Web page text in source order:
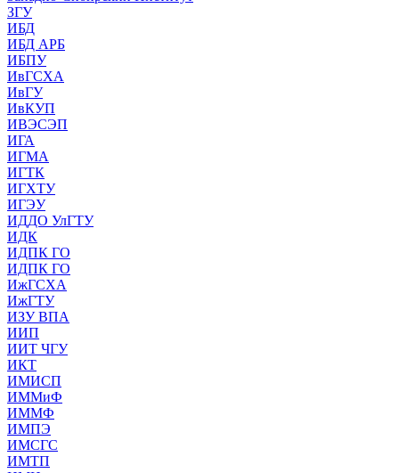
ЗГУ
ИБД
ИБД АРБ
ИБПУ
ИвГСХА
ИвГУ
ИвКУП
ИВЭСЭП
ИГА
ИГМА
ИГТК
ИГХТУ
ИГЭУ
ИДДО УлГТУ
ИДК
ИДПК ГО
ИДПК ГО
ИжГСХА
ИжГТУ
ИЗУ ВПА
ИИП
ИИТ ЧГУ
ИКТ
ИМИСП
ИММиФ
ИММФ
ИМПЭ
ИМСГС
ИМТП